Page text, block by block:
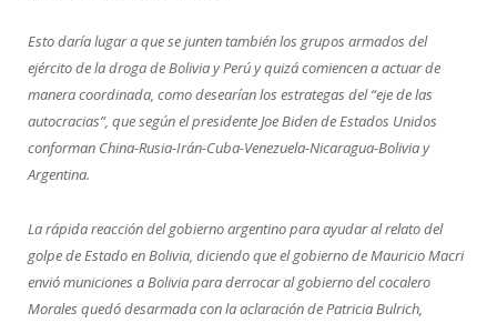
Esto daría lugar a que se junten también los grupos armados del
ejército de la droga de Bolivia y Perú y quizá comiencen a actuar de
manera coordinada, como desearían los estrategas del “eje de las
autocracias”, que según el presidente Joe Biden de Estados Unidos
conforman China-Rusia-Irán-Cuba-Venezuela-Nicaragua-Bolivia y
Argentina.
La rápida reacción del gobierno argentino para ayudar al relato del
golpe de Estado en Bolivia, diciendo que el gobierno de Mauricio Macri
envió municiones a Bolivia para derrocar al gobierno del cocalero
Morales quedó desarmada con la aclaración de Patricia Bulrich,